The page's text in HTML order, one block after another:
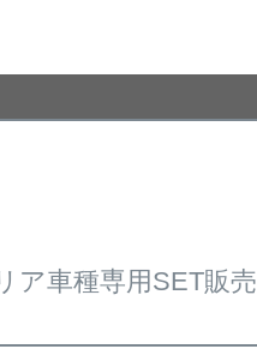
車種専用SET販売